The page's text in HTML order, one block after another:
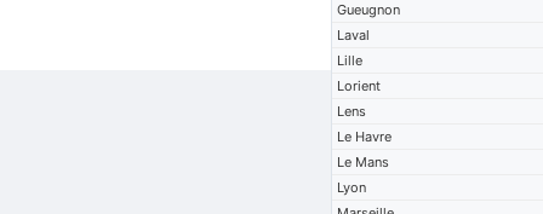
Gueugnon
Laval
Lille
Lorient
Lens
Le Havre
Le Mans
Lyon